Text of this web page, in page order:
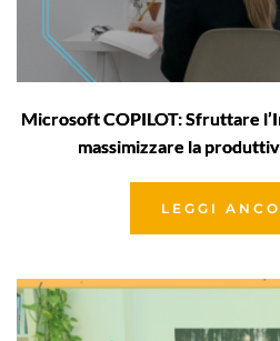
Microsoft COPILOT: Sfruttare
massimizzare la
LEGGI